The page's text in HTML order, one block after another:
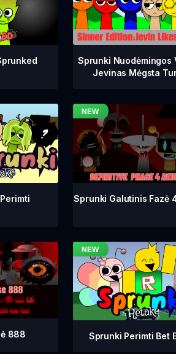
Sprunki Nuodėmingos
Jevinas Mėgsta
Sprunki Galutinis Fazė
888 Sprunki Perimti Bet